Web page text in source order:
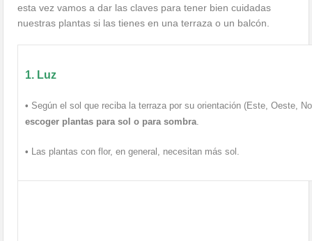
esta vez vamos a dar las claves para tener bien cuidadas
nuestras plantas si las tienes en una terraza o un balcón.
1. Luz
• Según el sol que reciba la terraza por su orientación (Este, Oeste,
escoger plantas para sol o para sombra.
• Las plantas con flor, en general, necesitan más sol.